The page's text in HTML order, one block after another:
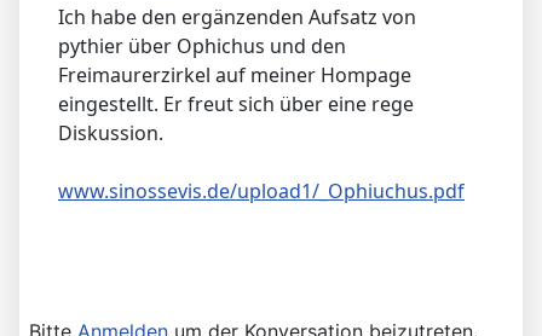
Ich habe den ergänzenden Aufsatz von
pythier über Ophichus und den
Freimaurerzirkel auf meiner Hompage
eingestellt. Er freut sich über eine rege
Diskussion.
www.sinossevis.de/upload1/_Ophiuchus.pdf